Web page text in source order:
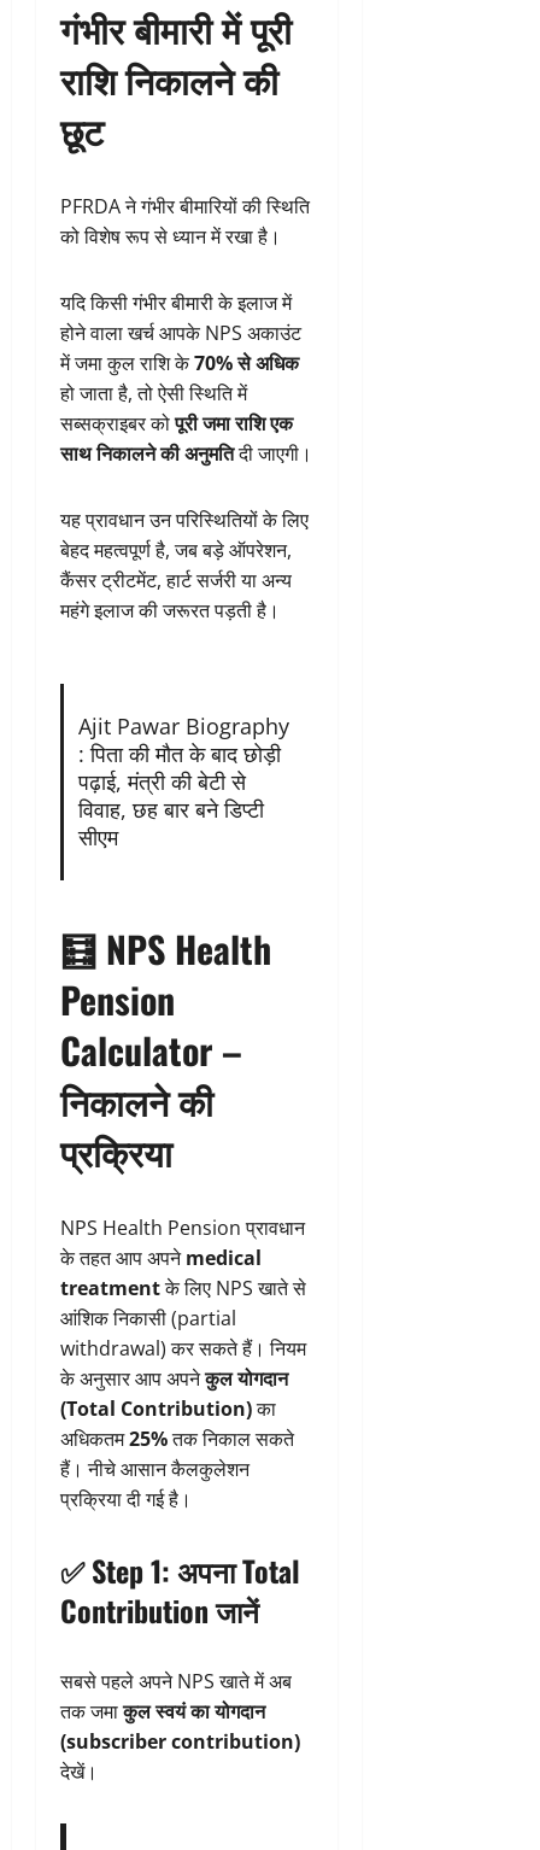
गंभीर बीमारी में पूरी
राशि निकालने की
छूट
PFRDA ने गंभीर बीमारियों की स्थिति
को विशेष रूप से ध्यान में रखा है।
यदि किसी गंभीर बीमारी के इलाज में
होने वाला खर्च आपके NPS अकाउंट
में जमा कुल राशि के70% से अधिक
हो जाता है, तो ऐसी स्थिति में
सब्सक्राइबर कोपूरी जमा राशि एक
साथ निकालने की अनुमतिदी जाएगी।
यह प्रावधान उन परिस्थितियों के लिए
बेहद महत्वपूर्ण है, जब बड़े ऑपरेशन,
कैंसर ट्रीटमेंट, हार्ट सर्जरी या अन्य
महंगे इलाज की जरूरत पड़ती है।
Ajit Pawar Biography
: पिता की मौत के बाद छोड़ी
पढ़ाई, मंत्री की बेटी से
विवाह, छह बार बने डिप्टी
सीएम
🧮 NPS Health
Pension
Calculator –
निकालने की
प्रक्रिया
NPS Health Pension प्रावधान
के तहत आप अपनेmedical
treatmentके लिए NPS खाते से
आंशिक निकासी (partial
withdrawal) कर सकते हैं। नियम
के अनुसार आप अपनेकुल योगदान
(Total Contribution)का
अधिकतम25%तक निकाल सकते
हैं। नीचे आसान कैलकुलेशन
प्रक्रिया दी गई है।
✅ Step 1: अपना Total
Contribution जानें
सबसे पहले अपने NPS खाते में अब
तक जमाकुल स्वयं का योगदान
(subscriber contribution)
देखें।